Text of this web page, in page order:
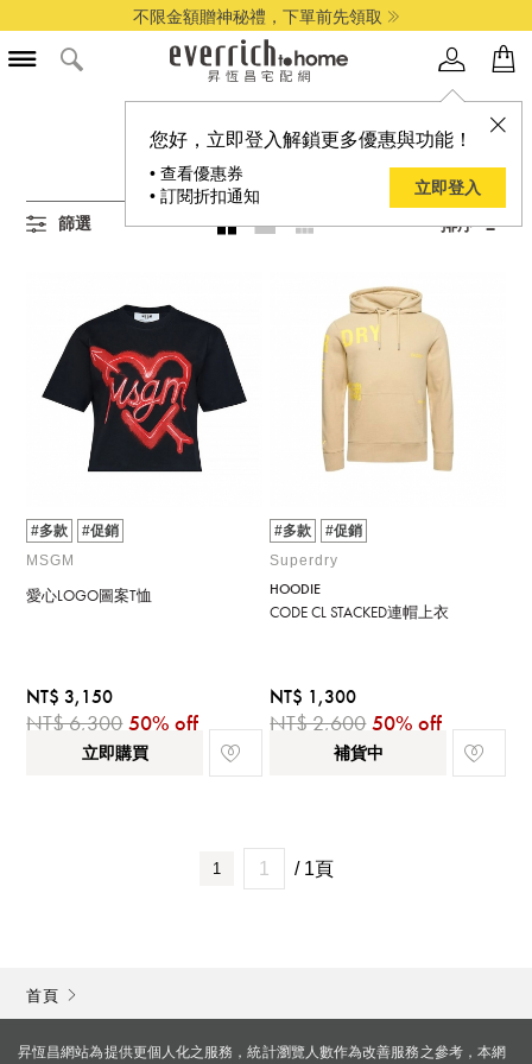
不限金額贈神秘禮，下單前先領取
您好，立即登入解鎖更多優惠與功能！
• 查看優惠券
• 訂閱折扣通知
立即登入
所有印花,上衣商品
2
篩選 排序
#多款
#促銷
MSGM
愛心LOGO圖案T恤
NT$ 3,150
NT$ 6,300 50% off
立即購買
#多款
#促銷
Superdry
HOODIE
CODE CL STACKED連帽上衣
NT$ 1,300
NT$ 2,600 50% off
補貨中
1 / 1頁
首頁
昇恆昌網站為提供更個人化之服務，統計瀏覽人數作為改善服務之參考，本網